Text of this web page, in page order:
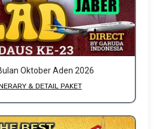
Oktober Aden 2026
& DETAIL PAKET